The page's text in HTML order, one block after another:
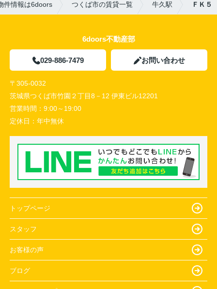
件情報は6doors つくば市の賃貸一覧 牛久駅 ＦＫ５
6doors不動産部
029-886-7479 お問い合わせ
〒305-0032
茨城県つくば市竹園２丁目8－12 伊東ビル12201
営業時間： 9:00～19:00
定休日： 年中無休
トップページ
スタッフ
お客様の声
ブログ